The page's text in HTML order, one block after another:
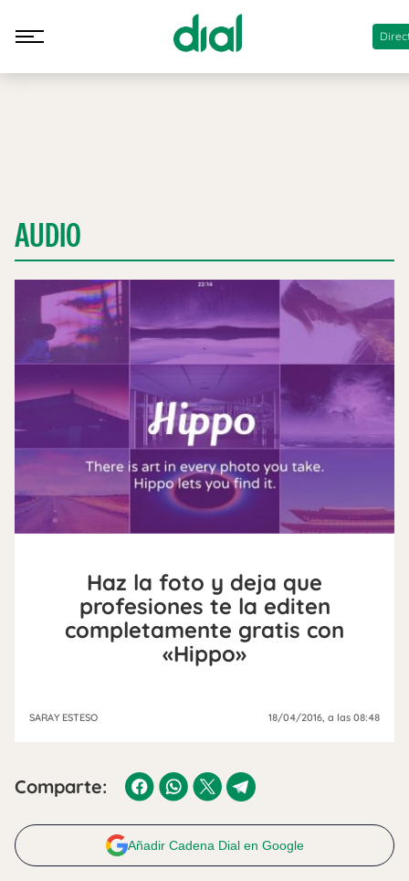
AUDIO
Haz la foto y deja que
profesiones te la editen
completamente gratis con
«Hippo»
SARAY ESTESO 18/04/2016 , a las 08:48
Comparte:
Añadir Cadena Dial en Google